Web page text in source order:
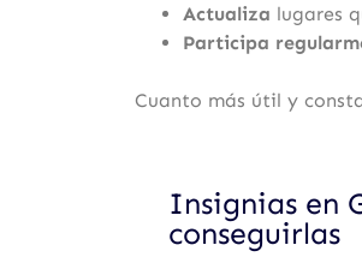
Actualiza lugares
Participa
Cuanto más útil y
Insignias en
conseguirlas